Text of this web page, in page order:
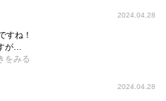
プに役立たせ、何処かの誰か
想像して歓んでいた男の醜悪
歪み方よ。
もんだわ。
2024.04.28
すね！
が…
をみる
2024.04.28